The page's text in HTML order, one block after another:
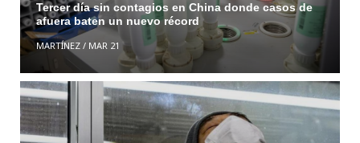
Tercer día sin contagios en China donde casos de
afuera baten un nuevo récord
MARTÍNEZ/ MAR 21